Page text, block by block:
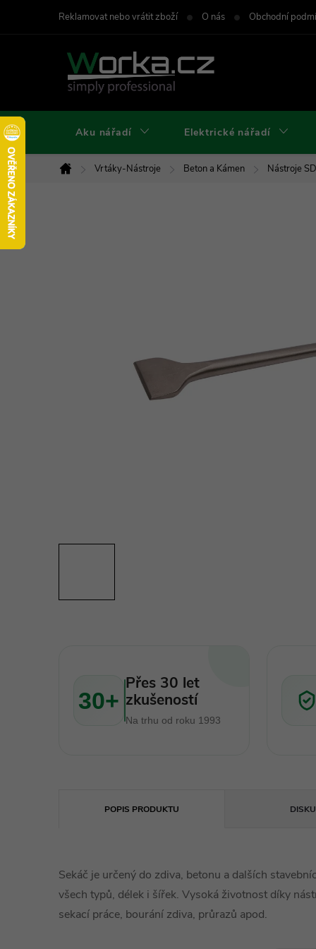
Reklamovat nebo vrátit zboží O nás Obchodní
Aku nářadí Elektrické nářadí
Domů
Vrtáky-Nástroje Beton a Kámen Nástroje
30+
Přes 30 let
zkušeností
Na trhu od roku 1993
POPIS PRODUKTU
Sekáč je určený do zdiva, betonu a dalších
všech typů, délek i šířek. Vysoká životnost díky
sekací práce, bourání zdiva, průrazů apod.